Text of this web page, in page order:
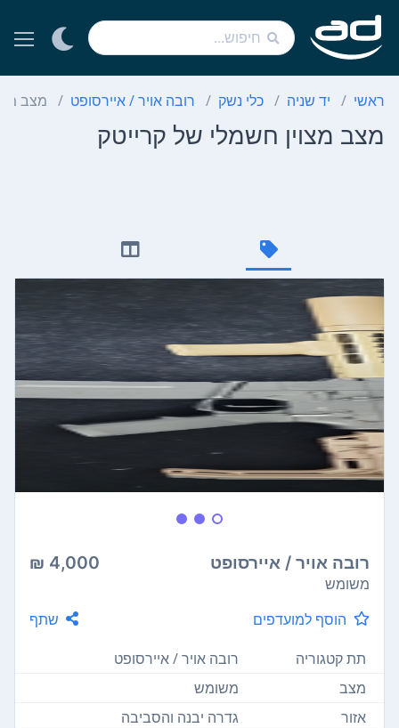
ראשי יד שניה כלי נשק רובה אויר / איירסופט מצב
מצב מצוין חשמלי של קרייטק
רובה אויר / איירסופט 4,000 ₪
משומש
הוסף למועדפים
שתף
תת קטגוריה
רובה אויר / איירסופט
מצב
משומש
אזור
גדרה יבנה והסביבה